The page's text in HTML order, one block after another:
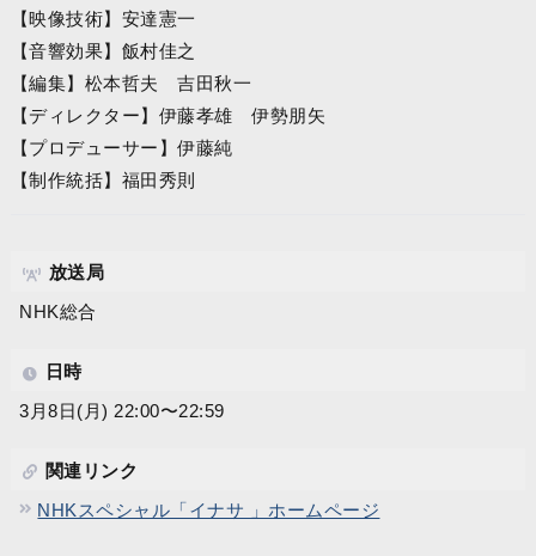
【映像技術】安達憲一
【音響効果】飯村佳之
【編集】松本哲夫 吉田秋一
【ディレクター】伊藤孝雄 伊勢朋矢
【プロデューサー】伊藤純
【制作統括】福田秀則
放送局
NHK総合
日時
3月8日(月) 22:00〜22:59
関連リンク
NHKスペシャル「イナサ 」ホームページ